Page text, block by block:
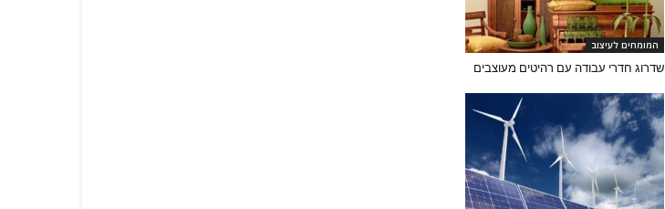
המומחים לעיצוב
שדרוג חדרי עבודה עם רהיטים מעוצבים